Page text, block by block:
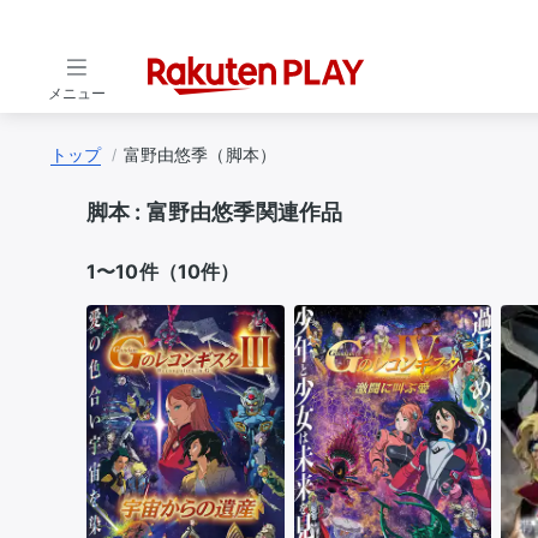
メニュー
トップ 富野由悠季（脚本）
脚本 : 富野由悠季関連作品
1〜10件（10件）